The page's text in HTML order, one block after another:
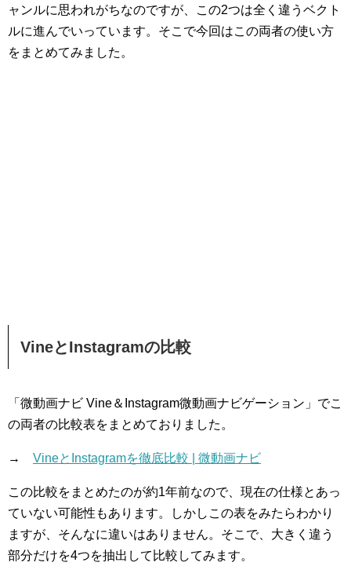
ャンルに思われがちなのですが、この2つは全く違うベクト
ルに進んでいっています。そこで今回はこの両者の使い方
をまとめてみました。
VineとInstagramの比較
「微動画ナビ Vine＆Instagram微動画ナビゲーション」でこ
の両者の比較表をまとめておりました。
→ VineとInstagramを徹底比較 | 微動画ナビ
この比較をまとめたのが約1年前なので、現在の仕様とあっ
ていない可能性もあります。しかしこの表をみたらわかり
ますが、そんなに違いはありません。そこで、大きく違う
部分だけを4つを抽出して比較してみます。